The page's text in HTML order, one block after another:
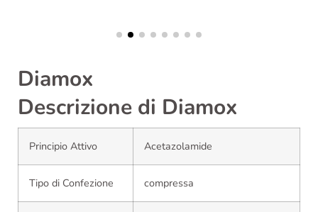
Diamox
Descrizione di Diamox
Principio Attivo Acetazolamide
Tipo di Confezione compressa